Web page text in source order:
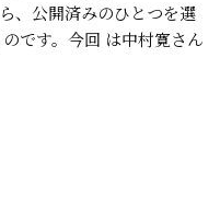
、公開済みのひとつを選
です。今回 は中村寛さん